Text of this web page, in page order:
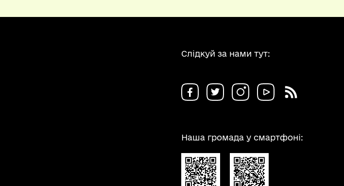
Слідкуй за нами тут:
Наша громада у смартфоні: